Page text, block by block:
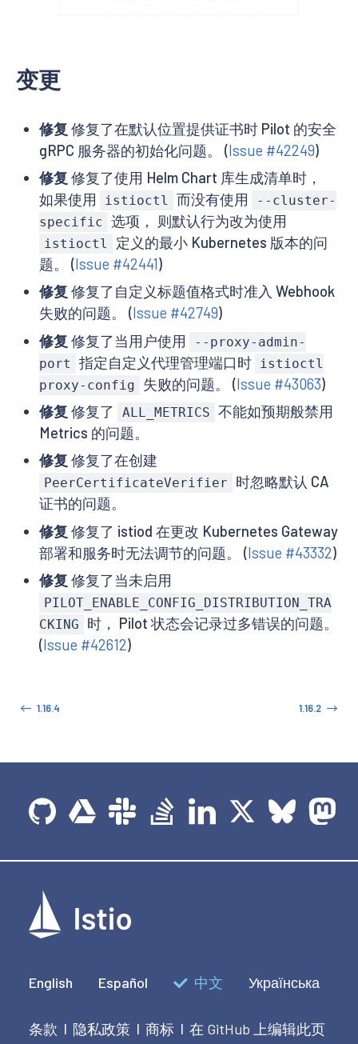
变更
修复 修复了在默认位置提供证书时 Pilot 的安全
gRPC 服务器的初始化问题。 (Issue #42249)
修复 修复了使用 Helm Chart 库生成清单时，
如果使用
istioctl 而没有使用
--cluster-
specific 选项， 则默认行为改为使用
istioctl
定义的最小 Kubernetes 版本的问
题。 (Issue #42441)
修复 修复了自定义标题值格式时准入 Webhook
失败的问题。 (Issue #42749)
修复 修复了当用户使用
--proxy-admin-
port
指定自定义代理管理端口时
istioctl
proxy-config
失败的问题。 (Issue #43063)
修复 修复了 ALL_METRICS 不能如预期般禁用
Metrics 的问题。
修复 修复了在创建
PeerCertificateVerifier
时忽略默认 CA
证书的问题。
修复 修复了 istiod 在更改 Kubernetes Gateway
部署和服务时无法调节的问题。 (Issue #43332)
修复 修复了当未启用
PILOT_ENABLE_CONFIG_DISTRIBUTION_TRA
CKING
时， Pilot 状态会记录过多错误的问题。
(Issue #42612)
1.16.4 1.16.2
English Español 中文 Українська
条款 | 隐私政策 | 商标 | 在 GitHub 上编辑此页